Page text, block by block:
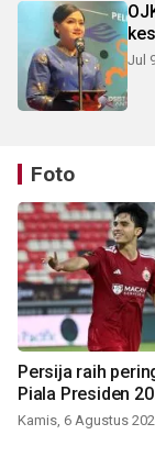
Jul
Foto
Persija raih
Piala Presiden
Kamis, 6 Agustus